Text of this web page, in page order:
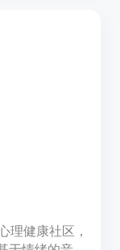
理健康社区，